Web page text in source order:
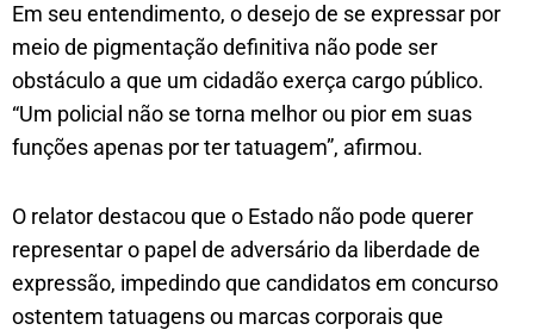
Em seu entendimento, o desejo de se expressar por
meio de pigmentação definitiva não pode ser
obstáculo a que um cidadão exerça cargo público.
“Um policial não se torna melhor ou pior em suas
funções apenas por ter tatuagem”, afirmou.
O relator destacou que o Estado não pode querer
representar o papel de adversário da liberdade de
expressão, impedindo que candidatos em concurso
ostentem tatuagens ou marcas corporais que